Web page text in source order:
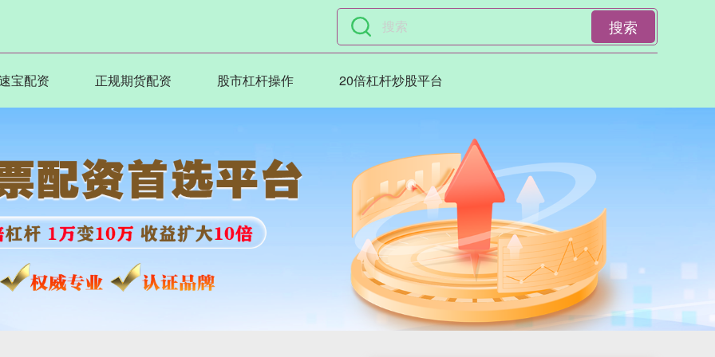
搜索
宝配资 正规期货配资 股市杠杆操作 20倍杠杆炒股平台